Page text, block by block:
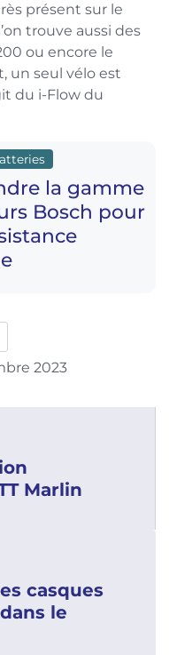
présent sur le
trouve aussi des
ou encore le
un seul vélo est
du i-Flow du
la gamme
Bosch pour
2023
Marlin
casques
le